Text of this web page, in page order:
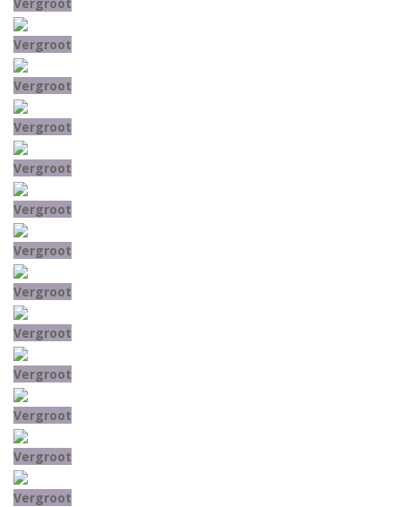
Vergroot
Vergroot
Vergroot
Vergroot
Vergroot
Vergroot
Vergroot
Vergroot
Vergroot
Vergroot
Vergroot
Vergroot